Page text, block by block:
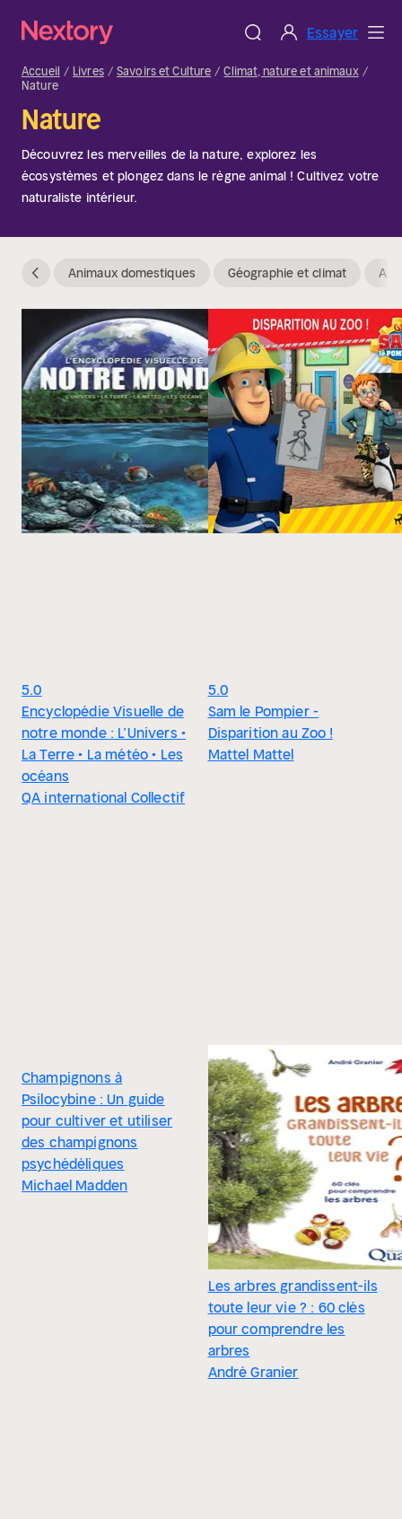
Essayer
Accueil Livres Savoirs et Culture
Climat, nature et animaux
Nature
Nature
Découvrez les merveilles de la nature, explorez les
écosystèmes et plongez dans le règne animal ! Cultivez votre
naturaliste intérieur.
Animaux domestiques Géographie et climat
5.0
Encyclopédie Visuelle de
notre monde : L’Univers •
La Terre • La météo • Les
océans
QA international Collectif
5.0
Sam le Pompier -
Disparition au Zoo !
Mattel Mattel
Champignons à
Psilocybine : Un guide
pour cultiver et utiliser
des champignons
psychédéliques
Michael Madden
Les arbres grandissent-ils
toute leur vie ? : 60 clés
pour comprendre les
arbres
André Granier